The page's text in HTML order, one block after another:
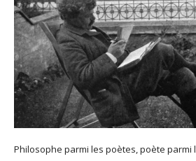
Philosophe parmi les poètes, poète parmi